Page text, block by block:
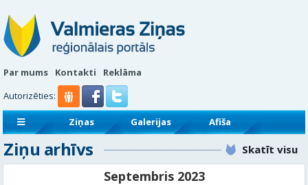
Par mums Kontakti
Reklāma
Autorizēties:
Ziņas Galerijas
Afiša
Sludinājumi
Reklāmraksti
Ziņu arhīvs Skatīt visu
Septembris 2023